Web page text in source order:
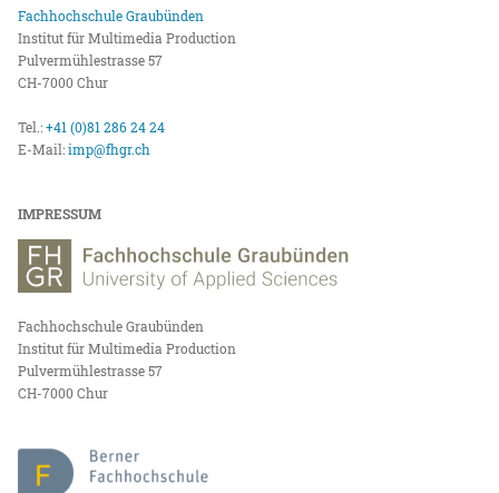
Fachhochschule Graubünden
Institut für Multimedia Production
Pulvermühlestrasse 57
CH-7000 Chur
Tel.:+41 (0)81 286 24 24
E-Mail:imp@fhgr.ch
IMPRESSUM
Fachhochschule Graubünden
Institut für Multimedia Production
Pulvermühlestrasse 57
CH-7000 Chur